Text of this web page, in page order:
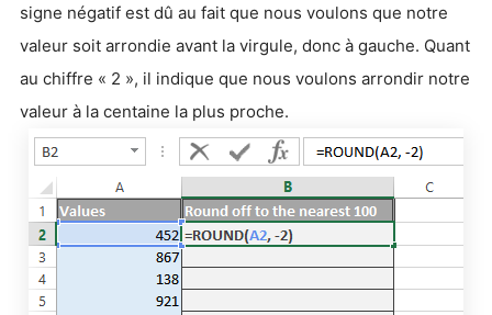
signe négatif est dû au fait que nous voulons que notre
valeur soit arrondie avant la virgule, donc à gauche. Quant
au chiffre « 2 », il indique que nous voulons arrondir notre
valeur à la centaine la plus proche.